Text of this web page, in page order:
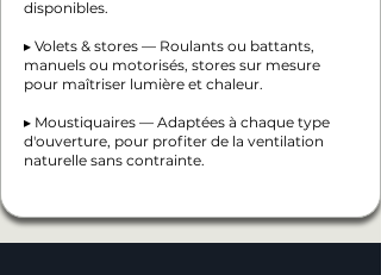
disponibles.
▸ Volets & stores — Roulants ou battants,
manuels ou motorisés, stores sur mesure
pour maîtriser lumière et chaleur.
▸ Moustiquaires — Adaptées à chaque type
d'ouverture, pour profiter de la ventilation
naturelle sans contrainte.